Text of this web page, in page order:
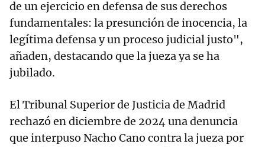
de un ejercicio en defensa de sus derechos
fundamentales: la presunción de inocencia, la
legítima defensa y un proceso judicial justo",
añaden, destacando que la jueza ya se ha
jubilado.
El Tribunal Superior de Justicia de Madrid
rechazó en diciembre de 2024 una denuncia
que interpuso Nacho Cano contra la jueza por